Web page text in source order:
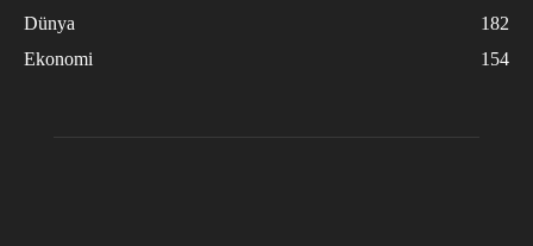
Dünya
182
Ekonomi
154